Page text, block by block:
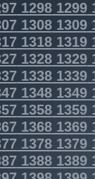
12981299
13081309
13181319
13281329
13381339
13481349
13581359
13681369
13781379
13881389